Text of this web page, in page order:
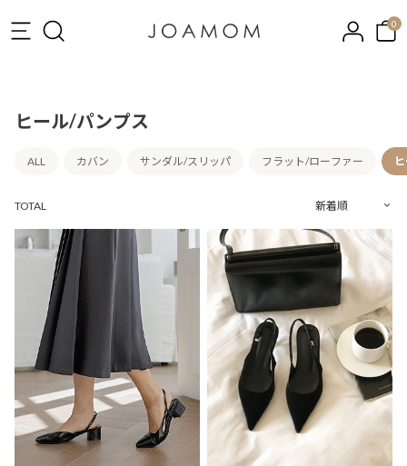
0
ヒール/パンプス
ALL カバン サンダル/スリッパ フラット/ローファー
TOTAL